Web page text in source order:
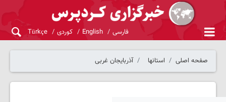
فارسی English کوردی Türkçe
صفحه اصلی استانها آذربایجان غربی